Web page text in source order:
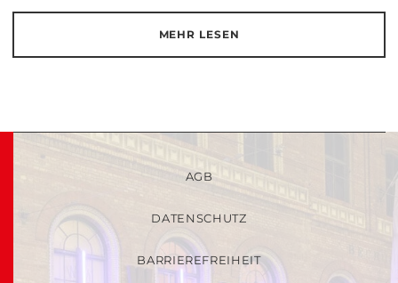
MEHR LESEN
AGB
DATENSCHUTZ
BARRIEREFREIHEIT